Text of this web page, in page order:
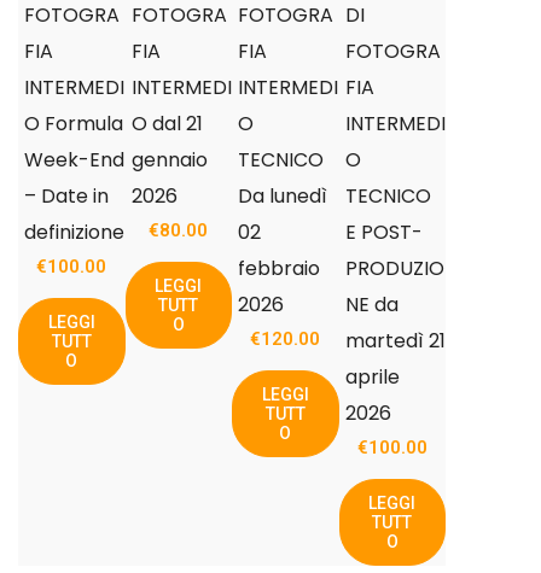
FOTOGRA
FIA
INTERMEDI
O Formula
Week-End
– Date in
definizione
€100.00
LEGGI
TUTT
O
FOTOGRA
FIA
INTERMEDI
O dal 21
gennaio
2026
€80.00
LEGGI
TUTT
O
FOTOGRA
FIA
INTERMEDI
O
TECNICO
Da lunedì
02
febbraio
2026
€120.00
LEGGI
TUTT
O
DI
FOTOGRA
FIA
INTERMEDI
O
TECNICO
E POST-
PRODUZIO
NE da
martedì 21
aprile
2026
€100.00
LEGGI
TUTT
O